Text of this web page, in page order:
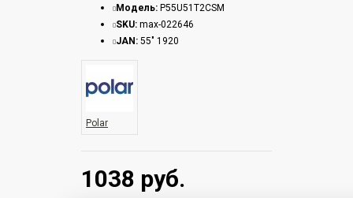
1038 руб.
Модель: P55U51T2CSM
SKU: max-022646
JAN: 55" 1920
Polar